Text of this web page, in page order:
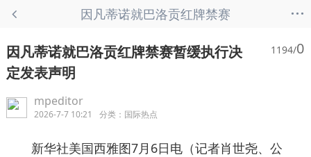
因凡蒂诺就巴洛贡红牌禁赛
际热点
...
因凡蒂诺就巴洛贡红牌禁赛暂缓执行决
定发表声明
1194/0
mpeditor
2026-7-7 10:21 分类： 国际热点
新华社美国西雅图7月6日电（记者肖世尧、公